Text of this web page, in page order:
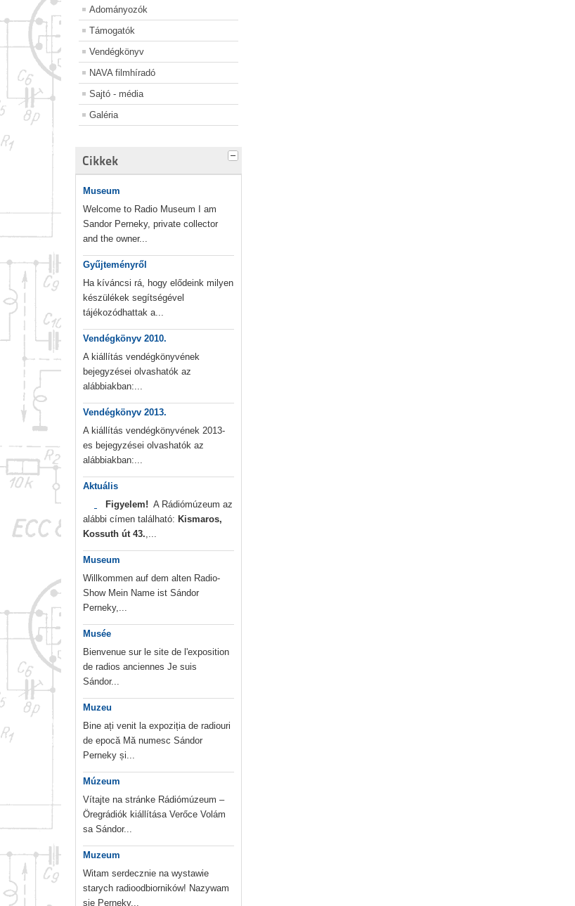
Adományozók
Támogatók
Vendégkönyv
NAVA filmhíradó
Sajtó - média
Galéria
Cikkek
Museum
Welcome to Radio Museum I am
Sandor Perneky, private collector
and the owner...
Gyűjteményről
Ha kíváncsi rá, hogy elődeink milyen
készülékek segítségével
tájékozódhattak a...
Vendégkönyv 2010.
A kiállítás vendégkönyvének
bejegyzései olvashatók az
alábbiakban:...
Vendégkönyv 2013.
A kiállítás vendégkönyvének 2013-
es bejegyzései olvashatók az
alábbiakban:...
Aktuális
Figyelem! A Rádiómúzeum az
alábbi címen található: Kismaros,
Kossuth út 43.,...
Museum
Willkommen auf dem alten Radio-
Show Mein Name ist Sándor
Perneky,...
Musée
Bienvenue sur le site de l'exposition
de radios anciennes Je suis
Sándor...
Muzeu
Bine ați venit la expoziția de radiouri
de epocă Mă numesc Sándor
Perneky și...
Múzeum
Vítajte na stránke Rádiómúzeum –
Öregrádiók kiállítása Verőce Volám
sa Sándor...
Muzeum
Witam serdecznie na wystawie
starych radioodbiorników! Nazywam
sie Perneky...